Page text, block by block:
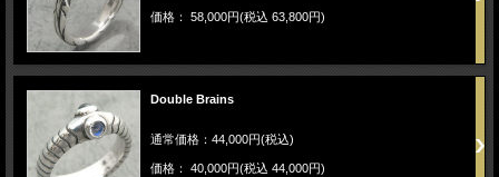
価格： 58,000円(税込 63,800円)
Double Brains
通常価格：44,000円(税込)
価格： 40,000円(税込 44,000円)